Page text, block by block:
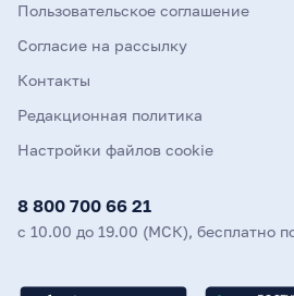
Пользовательское соглашение
Согласие на рассылку
Контакты
Редакционная политика
Настройки файлов cookie
8 800 700 66 21
с 10.00 до 19.00 (МСК), бесплатно